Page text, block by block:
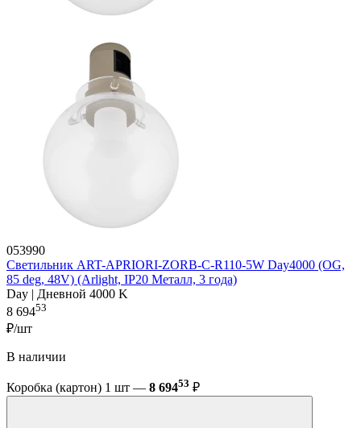
053990
Светильник ART-APRIORI-ZORB-С-R110-5W Day4000 (OG,
85 deg, 48V) (Arlight, IP20 Металл, 3 года)
Day | Дневной 4000 K
8 69453
₽/шт
В наличии
Коробка (картон) 1 шт — 8 69453 ₽